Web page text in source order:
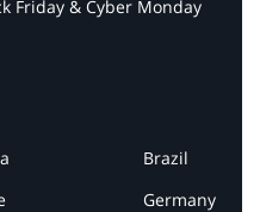
Friday & Cyber Monday
Brazil
Germany